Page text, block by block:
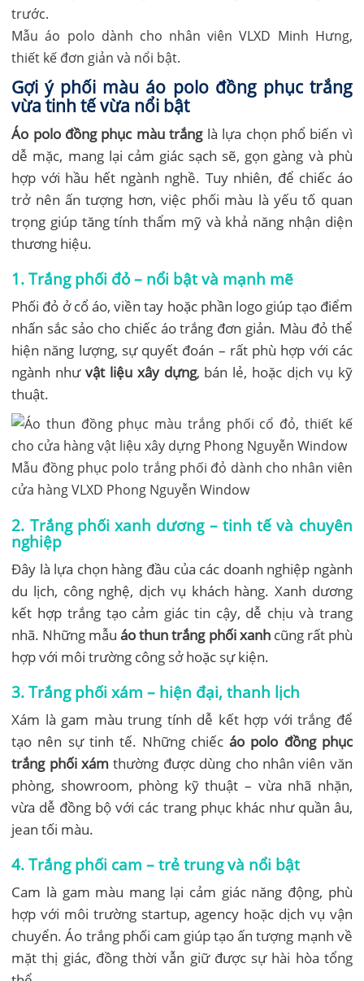
Mẫu áo polo dành cho nhân viên VLXD Minh Hưng,
thiết kế đơn giản và nổi bật.
Gợi ý phối màu áo polo đồng phục trắng
vừa tinh tế vừa nổi bật
Áo polo đồng phục màu trắnglà lựa chọn phổ biến vì
dễ mặc, mang lại cảm giác sạch sẽ, gọn gàng và phù
hợp với hầu hết ngành nghề. Tuy nhiên, để chiếc áo
trở nên ấn tượng hơn, việc phối màu là yếu tố quan
trọng giúp tăng tính thẩm mỹ và khả năng nhận diện
thương hiệu.
1. Trắng phối đỏ – nổi bật và mạnh mẽ
Phối đỏ ở cổ áo, viền tay hoặc phần logo giúp tạo điểm
nhấn sắc sảo cho chiếc áo trắng đơn giản. Màu đỏ thể
hiện năng lượng, sự quyết đoán – rất phù hợp với các
ngành như vật liệu xây dựng, bán lẻ, hoặc dịch vụ kỹ
thuật.
Mẫu đồng phục polo trắng phối đỏ dành cho nhân viên
cửa hàng VLXD Phong Nguyễn Window
2. Trắng phối xanh dương – tinh tế và chuyên
nghiệp
Đây là lựa chọn hàng đầu của các doanh nghiệp ngành
du lịch, công nghệ, dịch vụ khách hàng. Xanh dương
kết hợp trắng tạo cảm giác tin cậy, dễ chịu và trang
nhã. Những mẫuáo thun trắng phối xanhcũng rất phù
hợp với môi trường công sở hoặc sự kiện.
3. Trắng phối xám – hiện đại, thanh lịch
Xám là gam màu trung tính dễ kết hợp với trắng để
tạo nên sự tinh tế. Những chiếcáo polo đồng phục
trắng phối xám thường được dùng cho nhân viên văn
phòng, showroom, phòng kỹ thuật – vừa nhã nhặn,
vừa dễ đồng bộ với các trang phục khác như quần âu,
jean tối màu.
4. Trắng phối cam – trẻ trung và nổi bật
Cam là gam màu mang lại cảm giác năng động, phù
hợp với môi trường startup, agency hoặc dịch vụ vận
chuyển. Áo trắng phối cam giúp tạo ấn tượng mạnh về
mặt thị giác, đồng thời vẫn giữ được sự hài hòa tổng